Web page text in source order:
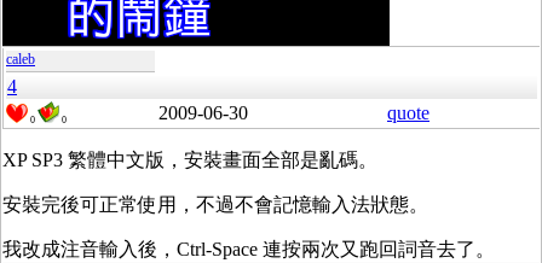
caleb
4
0 0 2009-06-30 quote
XP SP3 繁體中文版，安裝畫面全部是亂碼。
安裝完後可正常使用，不過不會記憶輸入法狀態。
我改成注音輸入後，Ctrl-Space 連按兩次又跑回詞音去了。